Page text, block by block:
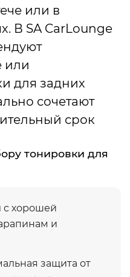
или в
В SA CarLounge
или
для задних
сочетают
срок
тонировки для
с хорошей
и
защита от